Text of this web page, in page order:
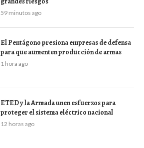
59 minutos ago
El Pentágono presiona empresas de defensa
para que aumenten producción de armas
1 hora ago
ETED y la Armada unen esfuerzos para
proteger el sistema eléctrico nacional
12 horas ago